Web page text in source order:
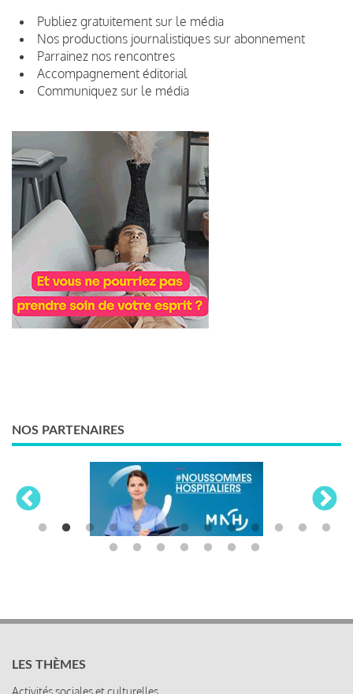
Publiez gratuitement sur le média
Nos productions journalistiques sur abonnement
Parrainez nos rencontres
Accompagnement éditorial
Communiquez sur le média
NOS PARTENAIRES
LES THÈMES
Activités sociales et culturelles